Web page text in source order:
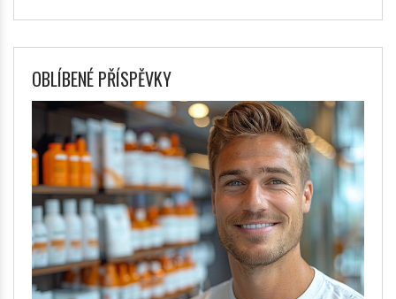
OBLÍBENÉ PŘÍSPĚVKY